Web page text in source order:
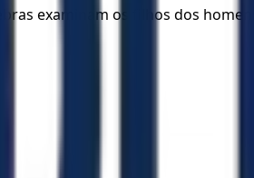
examinam os filhos dos homens.